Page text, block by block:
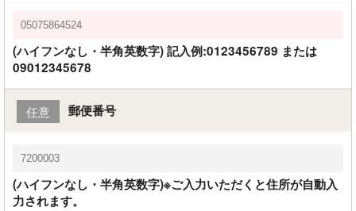
(ハイフンなし・半角英数字) 記入例:0123456789 または
09012345678
任意 郵便番号
(ハイフンなし・半角英数字)※ご入力いただくと住所が自動入
力されます。